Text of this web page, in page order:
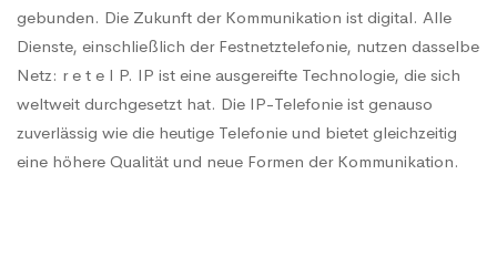
gebunden. Die Zukunft der Kommunikation ist digital. Alle
Dienste, einschließlich der Festnetztelefonie, nutzen dasselbe
Netz: r e t e I P. IP ist eine ausgereifte Technologie, die sich
weltweit durchgesetzt hat. Die IP-Telefonie ist genauso
zuverlässig wie die heutige Telefonie und bietet gleichzeitig
eine höhere Qualität und neue Formen der Kommunikation.